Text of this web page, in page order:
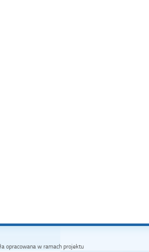
opracowana w ramach projektu